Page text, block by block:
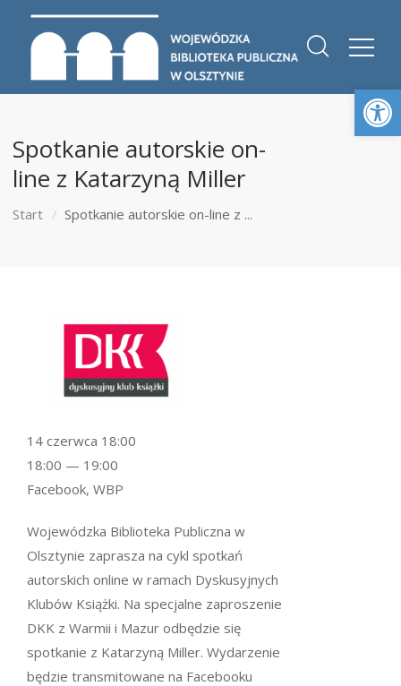
Spotkanie autorskie on-
line z Katarzyną Miller
Start Spotkanie autorskie on-line z ...
Wojewódzka Biblioteka Publiczna w
Olsztynie zaprasza na cykl spotkań
autorskich online w ramach Dyskusyjnych
Klubów Książki. Na specjalne zaproszenie
DKK z Warmii i Mazur odbędzie się
spotkanie z Katarzyną Miller. Wydarzenie
będzie transmitowane na Facebooku
14 czerwca 18:00
18:00 — 19:00
Facebook, WBP